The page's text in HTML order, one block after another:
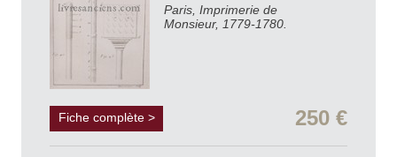
Paris, Imprimerie de
Monsieur, 1779-1780.
Fiche complète > 250 €